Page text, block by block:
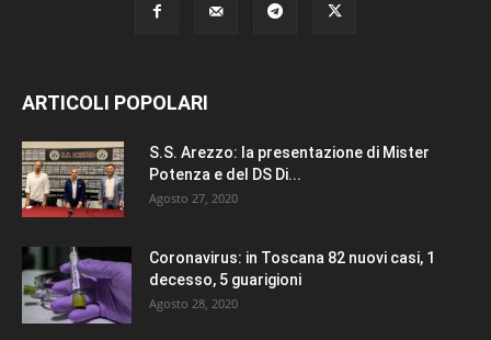
ARTICOLI POPOLARI
S.S. Arezzo: la presentazione di Mister
Potenza e del DS Di...
Agosto 27, 2020
Coronavirus: in Toscana 82 nuovi casi, 1
decesso, 5 guarigioni
Agosto 28, 2020